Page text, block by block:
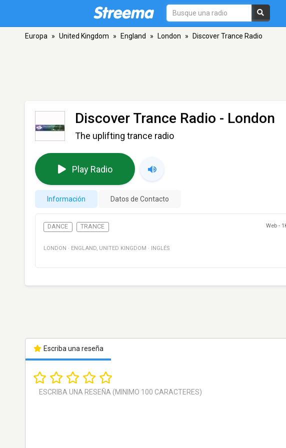
Europa » United Kingdom » England » London » Discover Trance Radio
Discover Trance Radio - London
The uplifting trance radio
Play Radio
Información Datos de Contacto
DANCE TRANCE Web -
LONDON · ENGLAND, UNITED KINGDOM · INGLÉS
Escriba una reseña